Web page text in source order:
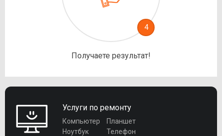
4
Получаете результат!
Услуги по ремонту
Компьютер
Ноутбук
Планшет
Телефон